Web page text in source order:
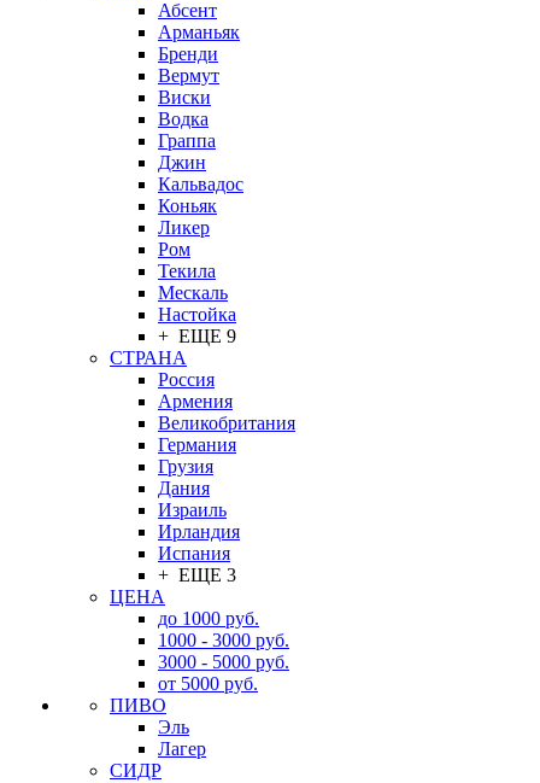
Абсент
Арманьяк
Бренди
Вермут
Виски
Водка
Граппа
Джин
Кальвадос
Коньяк
Ликер
Ром
Текила
Мескаль
Настойка
+ ЕЩЕ 9
СТРАНА
Россия
Армения
Великобритания
Германия
Грузия
Дания
Израиль
Ирландия
Испания
+ ЕЩЕ 3
ЦЕНА
до 1000 руб.
1000 - 3000 руб.
3000 - 5000 руб.
от 5000 руб.
ПИВО
Эль
Лагер
СИДР